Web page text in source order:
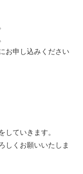
お申し込みください
していきます。
しくお願いいたしま